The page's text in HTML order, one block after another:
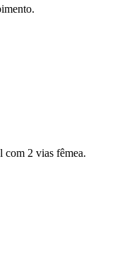
com 2 vias fêmea.